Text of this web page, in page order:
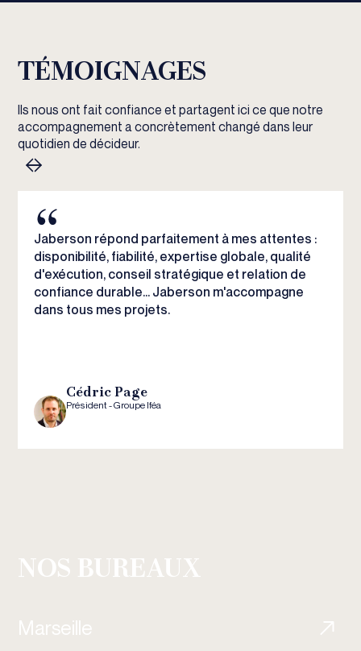
TÉMOIGNAGES
Ils nous ont fait confiance et partagent ici ce que notre
accompagnement a concrètement changé dans leur
quotidien de décideur.
Jaberson répond parfaitement à mes attentes :
disponibilité, fiabilité, expertise globale, qualité
d'exécution, conseil stratégique et relation de
confiance durable... Jaberson m'accompagne
dans tous mes projets.
Cédric Page
Président - Groupe Iféa
NOS BUREAUX
Marseille